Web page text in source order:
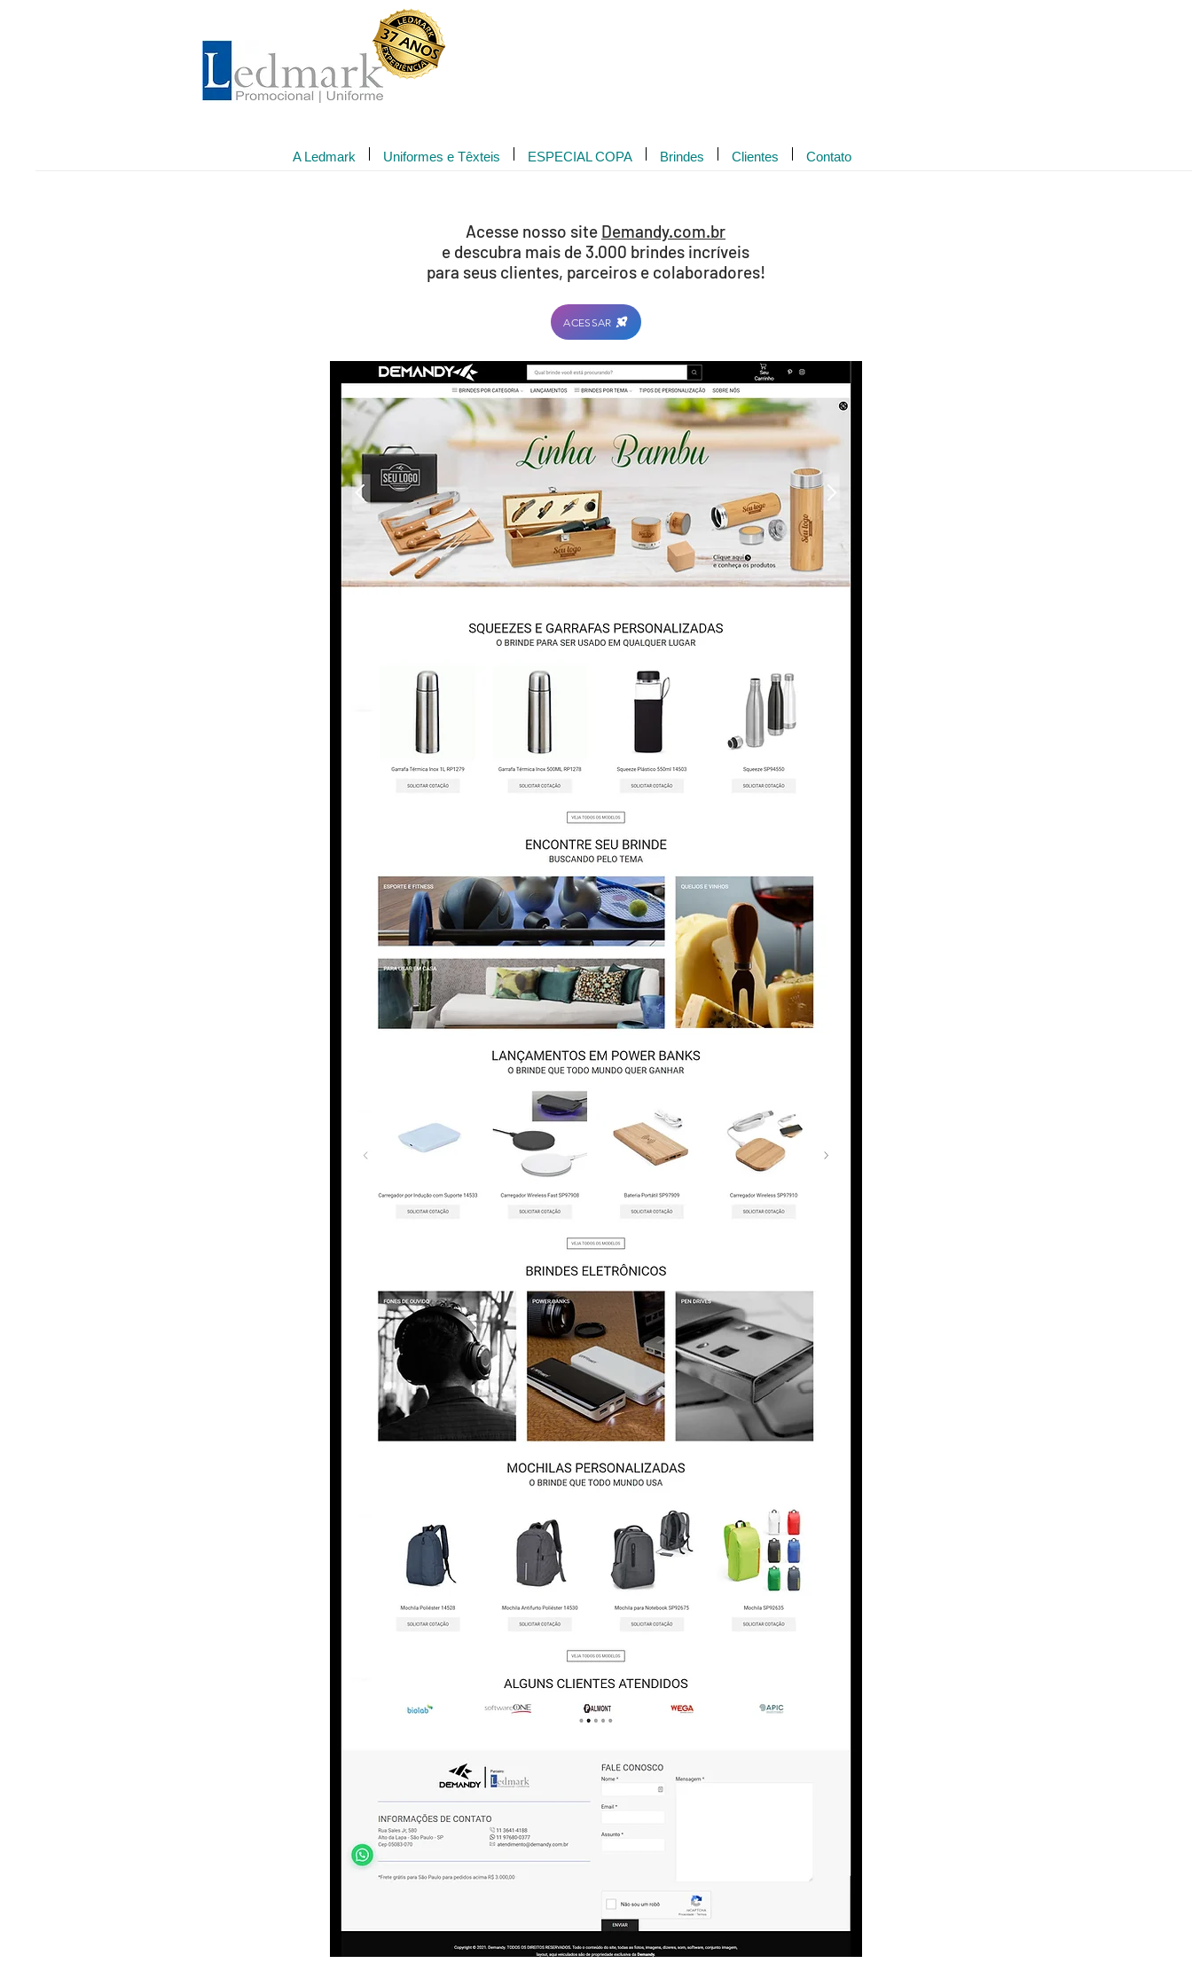
A Ledmark Uniformes e Têxteis ESPECIAL COPA Brindes Clientes Contato
Acesse nosso site Demandy.com.br
e descubra mais de 3.000 brindes incríveis
para seus clientes, parceiros e colaboradores!
ACESSAR